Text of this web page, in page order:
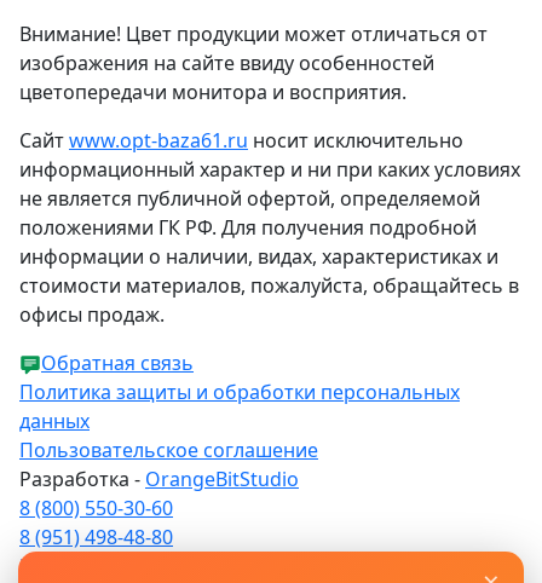
Внимание! Цвет продукции может отличаться от
изображения на сайте ввиду особенностей
цветопередачи монитора и восприятия.
Сайтwww.opt-baza61.ru носит исключительно
информационный характер и ни при каких условиях
не является публичной офертой, определяемой
положениями ГК РФ. Для получения подробной
информации о наличии, видах, характеристиках и
стоимости материалов, пожалуйста, обращайтесь в
офисы продаж.
Обратная связь
Политика защиты и обработки персональных
данных
Пользовательское соглашение
Разработка - OrangeBitStudio
8 (800) 550-30-60
8 (951) 498-48-80
info@opt-baza61.ru